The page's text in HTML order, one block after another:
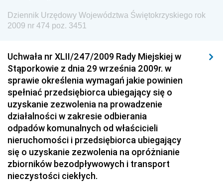
Dziennik Urzędowy Ministra Energii
Dziennik Urzędowy Ministra Finansów
Dziennik Urzędowy Ministra Rozwoju i Finansów
Dziennik Urzędowy Wyższego Urzędu Górniczego
Dziennik Urzędowy Prezesa Urzędu Transportu
Kolejowego
Dziennik Urzędowy Ministra Przedsiębiorczości i
Technologii
Dziennik Urzędowy Ministra Inwestycji i Rozwoju
Dziennik Urzędowy Naczelnego Dyrektora Archiwów
Państwowych
Dziennik Urzędowy Województwa Świętokrzyskiego rok
2009 nr 474 poz. 3451
Uchwała nr XLII/247/2009 Rady Miejskiej w
Stąporkowie z dnia 29 września 2009r. w
sprawie określenia wymagań jakie powinien
spełniać przedsiębiorca ubiegający się o
uzyskanie zezwolenia na prowadzenie
działalności w zakresie odbierania
odpadów komunalnych od właścicieli
nieruchomości i przedsiębiorca ubiegający
się o uzyskanie zezwolenia na opróżnianie
zbiorników bezodpływowych i transport
nieczystości ciekłych.